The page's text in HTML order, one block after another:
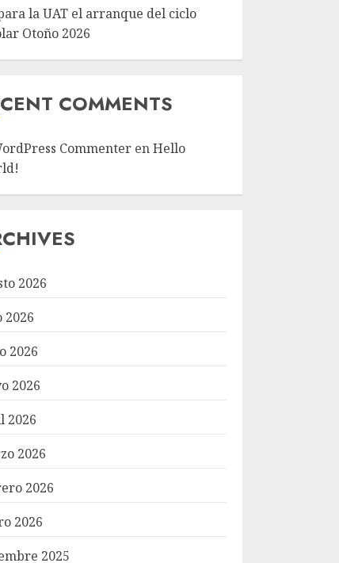
la UAT el arranque del ciclo
Otoño 2026
COMMENTS
Commenter enHello
2026
2026
2026
2026
2026
2026
2026
2025